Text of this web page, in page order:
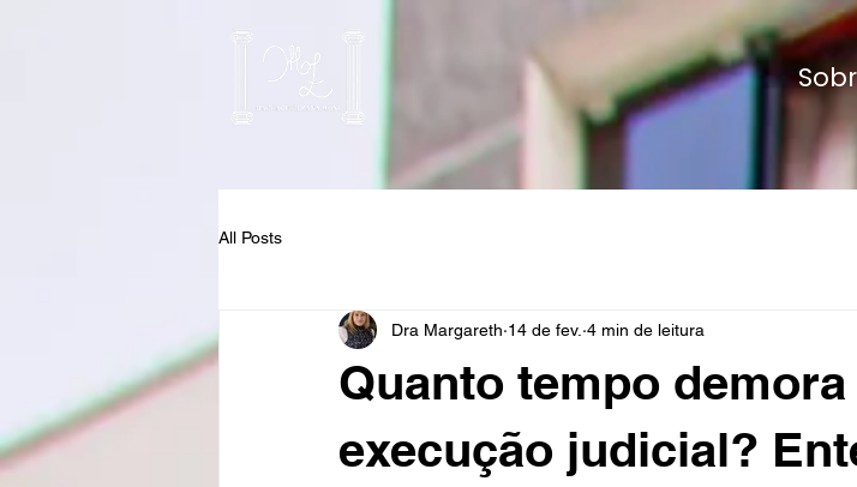
All Posts
Quanto tempo
execução judicial?
Dra Margareth 14 de fev. 4 min de leitura